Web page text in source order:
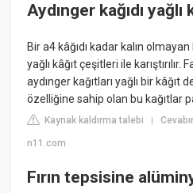
Aydınger kağıdı yağlı
Bir a4 kâğıdı kadar kalın
yağlı kâğıt çeşitleri ile karıştırılır.
aydınger kağıtları yağlı bir kâğıt
özelliğine sahip olan bu kağıtlar
Kaynak kaldırma talebi |
n11.com
Fırın tepsisine